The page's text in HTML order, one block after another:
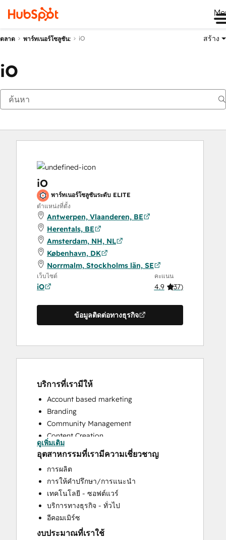
ตลาด พาร์ทเนอร์โซลูชัน: iO สร้าง
iO
iO
พาร์ทเนอร์โซลูชันระดับ ELITE
ตำแหน่งที่ตั้ง
Antwerpen, Vlaanderen, BE
Herentals, BE
Amsterdam, NH, NL
København, DK
Norrmalm, Stockholms län, SE
เว็บไซต์
iO
คะแนน
4.9 (37)
ข้อมูลติดต่อทางธุรกิจ
บริการที่เรามีให้
Account based marketing
Branding
Community Management
Content Creation
Conversational Marketing
CRM Implementation
CRM Migration
Custom API Integrations
Customer Marketing
Customer Success Training
Customer Support Training
Customer Survey and Analysis
ดูเพิ่มเติม
อุตสาหกรรมที่เรามีความเชี่ยวชาญ
การผลิต
การให้คำปรึกษา/การแนะนำ
เทคโนโลยี - ซอฟต์แวร์
บริการทางธุรกิจ - ทั่วไป
อีคอมเมิร์ซ
งบประมาณที่เราใช้